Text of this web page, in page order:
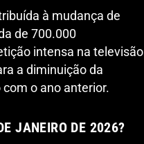
à mudança de
de 700.000
intensa na televisão
a diminuição da
o ano anterior.
JANEIRO DE 2026?